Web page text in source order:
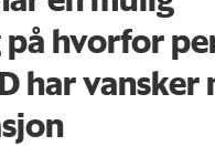
hvorfor
har vansker